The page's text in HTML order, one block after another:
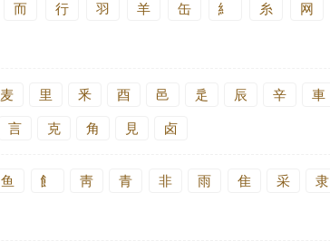
而 行 羽 羊 缶 糹 糸 网
麦 里 釆 酉 邑 辵 辰 辛 車
言 克 角 見 卤
鱼 飠 靑 青 非 雨 隹 采 隶